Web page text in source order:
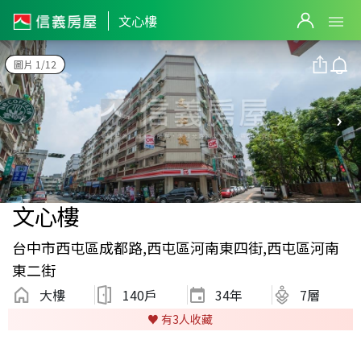
文心樓
圖片 1/12
文心樓
台中市西屯區成都路,西屯區河南東四街,西屯區河南
東二街
大樓 140戶 34年 7層
♥️ 有3人收藏